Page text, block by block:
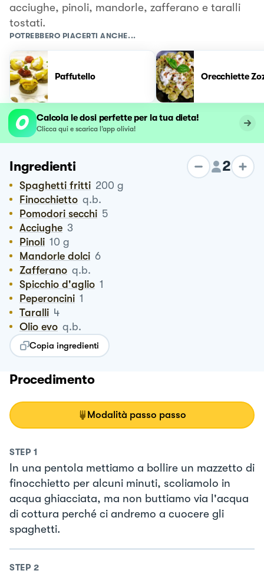
acciughe, pinoli, mandorle, zafferano e taralli
tostati.
POTREBBERO PIACERTI ANCHE...
Paffutello Orecchiette
Calcola le dosi perfette per la tua dieta!
Clicca qui e scarica l’app olivia!
Ingredienti 2
Spaghetti fritti 200 g
Finocchietto q.b.
Pomodori secchi 5
Acciughe 3
Pinoli 10 g
Mandorle dolci 6
Zafferano q.b.
Spicchio d'aglio 1
Peperoncini 1
Taralli 4
Olio evo q.b.
Copia ingredienti
Procedimento
Modalità passo passo
STEP 1
In una pentola mettiamo a bollire un mazzetto di
finocchietto per alcuni minuti, scoliamolo in
acqua ghiacciata, ma non buttiamo via l'acqua
di cottura perché ci andremo a cuocere gli
spaghetti.
STEP 2